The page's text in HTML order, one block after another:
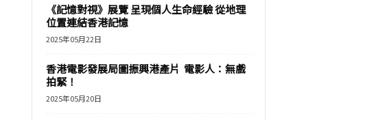
《記憶對視》展覽 呈現個人生命經驗 從地理
位置連結香港記憶
2025年05月22日
香港電影發展局圖振興港產片 電影人：無戲
拍緊！
2025年05月20日